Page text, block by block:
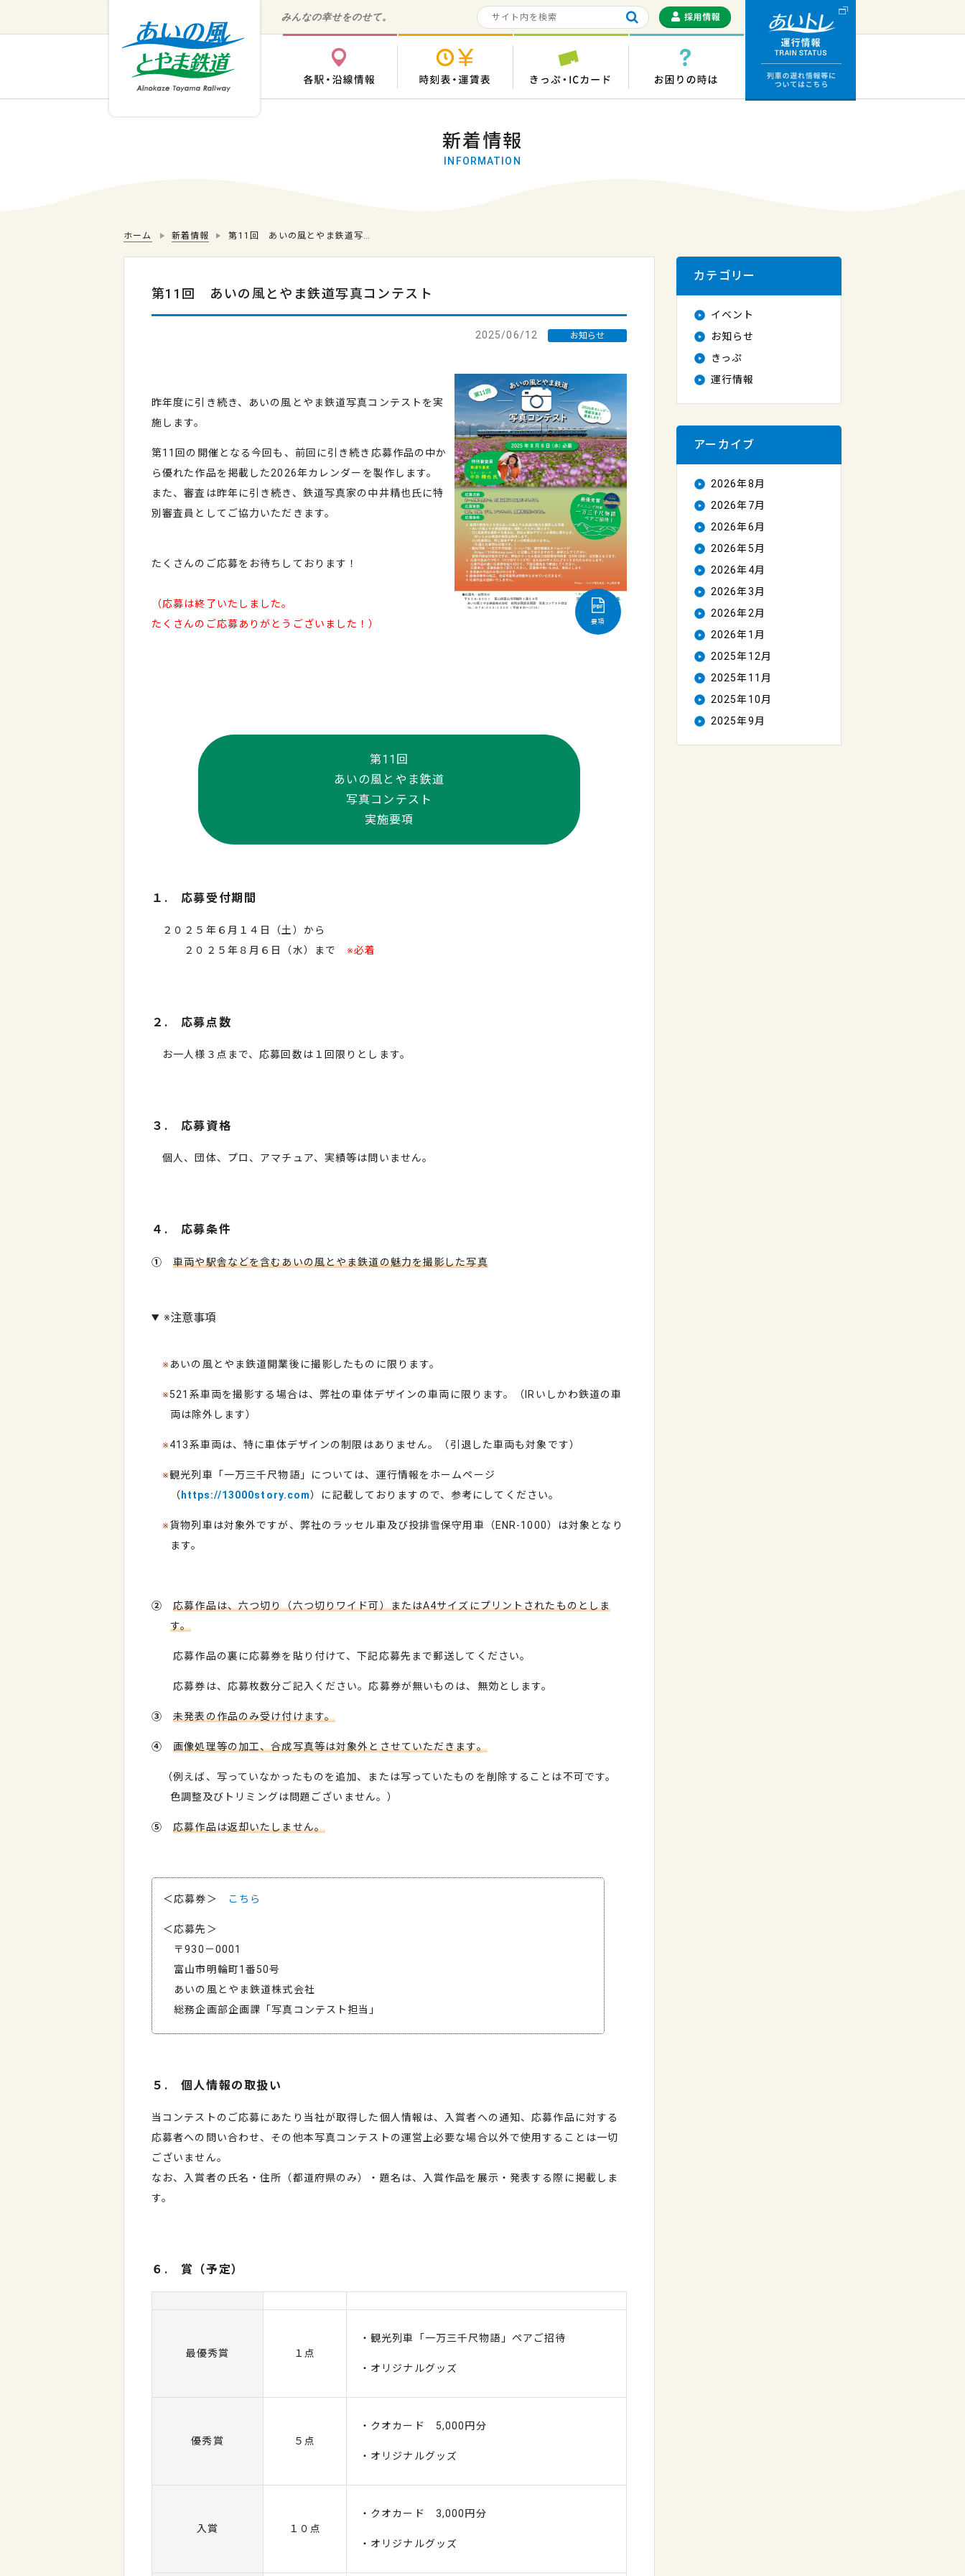
みんなの幸せをのせて。
各駅・沿線情報 時刻表・運賃表 きっぷ・ICカード お困りの時は
新着情報
INFORMATION
ホーム 新着情報 第11回 あいの風とやま鉄道写…
第11回 あいの風とやま鉄道写真コンテスト
2025/06/12 お知らせ
要項
昨年度に引き続き、あいの風とやま鉄道写真コンテストを実
施します。
第11回の開催となる今回も、前回に引き続き応募作品の中か
ら優れた作品を掲載した2026年カレンダーを製作します。
また、審査は昨年に引き続き、鉄道写真家の中井精也氏に特
別審査員としてご協力いただきます。
たくさんのご応募をお待ちしております！
（応募は終了いたしました。
たくさんのご応募ありがとうございました！）
第11回
あいの風とやま鉄道
写真コンテスト
実施要項
１. 応募受付期間
２０２５年６月１４日（土）から
２０２５年８月６日（水）まで
※必着
２. 応募点数
お一人様３点まで、応募回数は１回限りとします。
３. 応募資格
個人、団体、プロ、アマチュア、実績等は問いません。
４. 応募条件
① 車両や駅舎などを含むあいの風とやま鉄道の魅力を撮影した写真
※注意事項
※ あいの風とやま鉄道開業後に撮影したものに限ります。
※521 系車両を撮影する場合は、弊社の車体デザインの車両に限ります。（IR いしかわ鉄道の車
両は除外します）
※413系車両は、特に車体デザインの制限はありません。（引退した車両も対象です）
※観光列車「一万三千尺物語」については、運行情報をホームページ
（https://13000story.com）に記載しておりますので、参考にしてください。
※貨物列車は対象外ですが、弊社のラッセル車及び投排雪保守用車（ENR-1000）は対象となり
ます。
②
応募作品は、六つ切り（六つ切りワイド可）またはA4サイズにプリントされたものとしま
す。
応募作品の裏に応募券を貼り付けて、下記応募先まで郵送してください。
応募券は、応募枚数分ご記入ください。応募券が無いものは、無効とします。
③ 未発表の作品のみ受け付けます。
④ 画像処理等の加工、合成写真等は対象外とさせていただきます。
（例えば、写っていなかったものを追加、または写っていたものを削除することは不可です。
色調整及びトリミングは問題ございません。）
⑤ 応募作品は返却いたしません。
＜応募券＞ こちら
＜応募先＞
〒930－0001
富山市明輪町1番50号
あいの風とやま鉄道株式会社
総務企画部企画課「写真コンテスト担当」
５. 個人情報の取扱い
当コンテストのご応募にあたり当社が取得した個人情報は、入賞者への通知、応募作品に対する
応募者への問い合わせ、その他本写真コンテストの運営上必要な場合以外で使用することは一切
ございません。
なお、入賞者の氏名・住所（都道府県のみ）・題名は、入賞作品を展示・発表する際に掲載しま
す。
６. 賞（予定）
最優秀賞 １点
・観光列車「一万三千尺物語」ペアご招待
・オリジナルグッズ
優秀賞 ５点
・クオカード 5,000円分
・オリジナルグッズ
入賞 １０点
・クオカード 3,000円分
・オリジナルグッズ
カテゴリー
イベント
お知らせ
きっぷ
運行情報
アーカイブ
2026年8月
2026年7月
2026年6月
2026年5月
2026年4月
2026年3月
2026年2月
2026年1月
2025年12月
2025年11月
2025年10月
2025年9月